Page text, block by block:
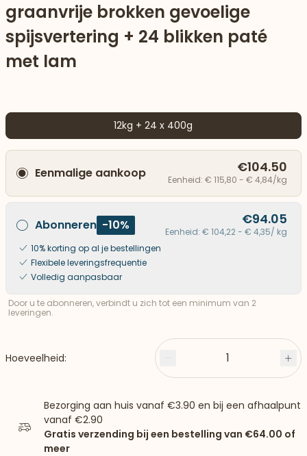
graanvrije brokken gevoelige
spijsvertering + 24 blikken paté
met lam
12kg + 24 x 400g
Eenmalige aankoop €104.50
Eenheid: € 115,80 - € 4,84/kg
Abonneren -10% €94.05
Eenheid: € 104,22 - € 4,35/ kg
10% korting op al je bestellingen
Flexibele leveringsfrequentie
Volledig aanpasbaar
Door u te abonneren, verbindt u zich tot een minimum van 2
leveringen.
Hoeveelheid: Minder 1
Bezorging aan huis vanaf €3.90 en bij een afhaalpunt
vanaf €2.90
Gratis verzending bij een bestelling van €64.00 of
meer